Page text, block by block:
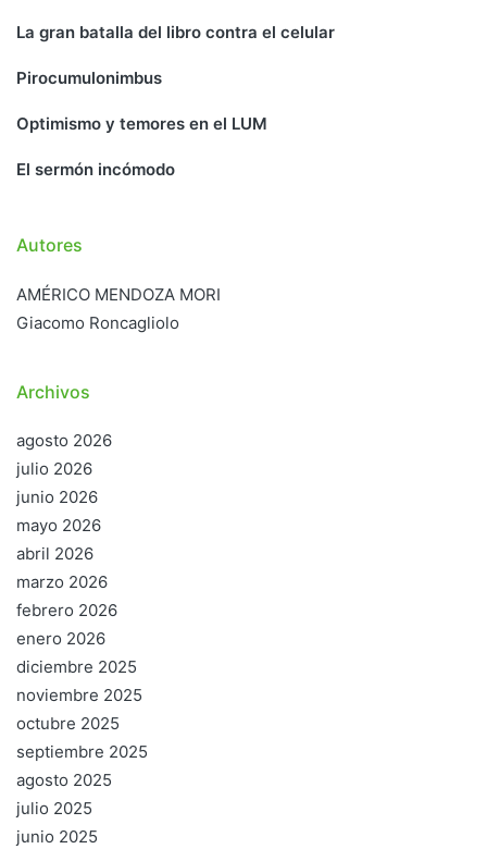
La gran batalla del libro contra el celular
Pirocumulonimbus
Optimismo y temores en el LUM
El sermón incómodo
Autores
AMÉRICO MENDOZA MORI
Giacomo Roncagliolo
Archivos
agosto 2026
julio 2026
junio 2026
mayo 2026
abril 2026
marzo 2026
febrero 2026
enero 2026
diciembre 2025
noviembre 2025
octubre 2025
septiembre 2025
agosto 2025
julio 2025
junio 2025